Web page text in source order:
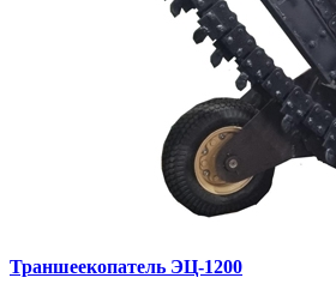
Траншеекопатель ЭЦ-1200